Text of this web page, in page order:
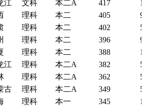
江 文科 本二A 417
理科 本二 405
理科 本二 402
理科 本二 396
理科 本二 388
江 理科 本二A 382
理科 本二A 362
古 理科 本二A 349
理科 本一 345